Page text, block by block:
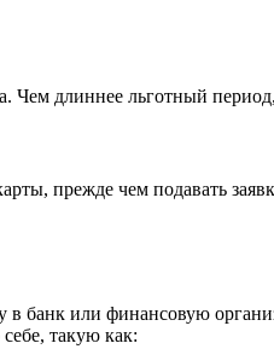
Чем длиннее льготный
прежде чем подавать
в банк или финансовую
такую как: